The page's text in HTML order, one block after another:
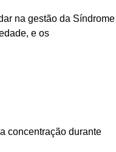
na gestão da Síndrome
e os
concentração durante